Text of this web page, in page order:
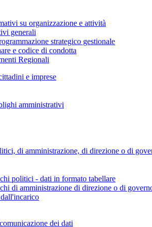
su organizzazione e attività
generali
strategico gestionale
e codice di condotta
Regionali
e imprese
amministrativi
di amministrazione, di direzione o di
politici - dati in formato tabellare
di amministrazione di direzione o di
dei dati